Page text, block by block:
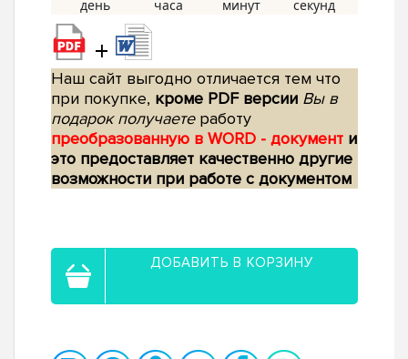
+
Наш сайт выгодно отличается тем что
при покупке, кроме PDF версии Вы в
подарок получаетеработу
преобразованную в WORD - документ и
это предоставляет качественно другие
возможности при работе с документом
ДОБАВИТЬ В КОРЗИНУ